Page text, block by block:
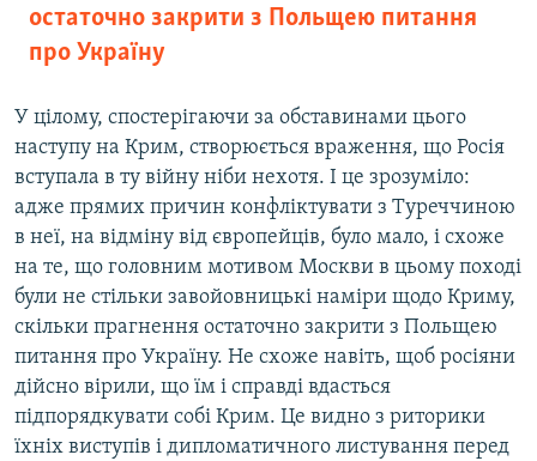
остаточно закрити з Польщею питання
про Україну
У цілому, спостерігаючи за обставинами цього
наступу на Крим, створюється враження, що Росія
вступала в ту війну ніби нехотя. І це зрозуміло:
адже прямих причин конфліктувати з Туреччиною
в неї, на відміну від європейців, було мало, і схоже
на те, що головним мотивом Москви в цьому поході
були не стільки завойовницькі наміри щодо Криму,
скільки прагнення остаточно закрити з Польщею
питання про Україну. Не схоже навіть, щоб росіяни
дійсно вірили, що їм і справді вдасться
підпорядкувати собі Крим. Це видно з риторики
їхніх виступів і дипломатичного листування перед